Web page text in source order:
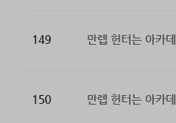
149 만렙 헌터는 아카
150 만렙 헌터는 아카